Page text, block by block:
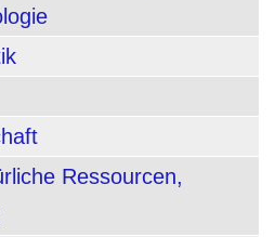
Ressourcen,